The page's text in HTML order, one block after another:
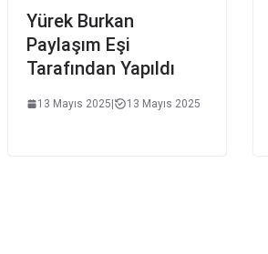
Yürek Burkan
Paylaşım Eşi
Tarafından Yapıldı
13 Mayıs 2025| 13 Mayıs 2025